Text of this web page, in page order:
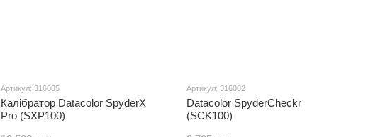
Артикул: 316005
Калібратор Datacolor SpyderX
Pro (SXP100)
Артикул: 316002
Datacolor SpyderCheckr
(SCK100)